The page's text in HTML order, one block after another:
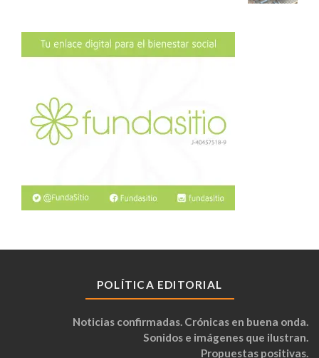
POLÍTICA EDITORIAL
Noticias confirmadas. Crónicas en buena onda.
Sonidos e imágenes que ilustran.
Propuestas positivas.